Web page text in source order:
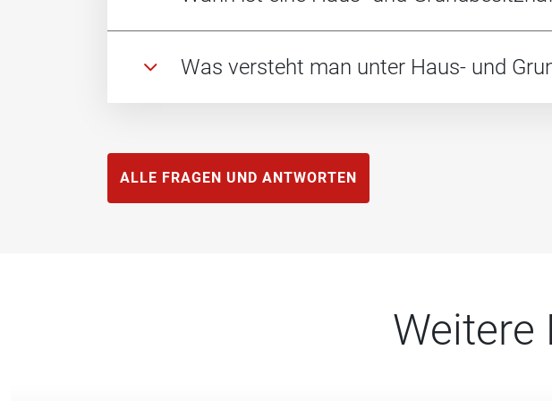
Was versteht man unter Haus- und
ALLE FRAGEN UND ANTWORTEN